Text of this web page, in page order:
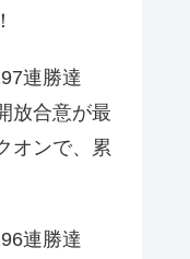
連勝達
放合意が最
オンで、累
連勝達